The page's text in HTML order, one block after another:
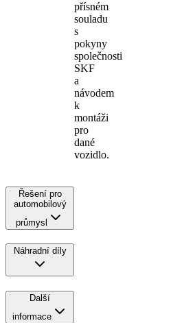
přísném
souladu
s
pokyny
společnosti
SKF
a
návodem
k
montáži
pro
dané
vozidlo.
Řešení pro
automobilový
průmysl
Náhradní díly
Další
informace